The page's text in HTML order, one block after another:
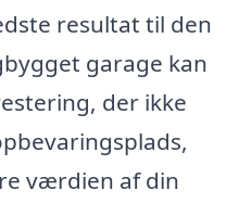
resultat til den
garage kan
der ikke
værdien af din